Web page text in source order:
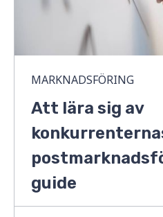
MARKNADSFÖRING
Att lära sig av
guide